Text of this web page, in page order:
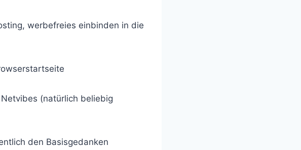
werbefreies einbinden in die
(natürlich beliebig
den Basisgedanken